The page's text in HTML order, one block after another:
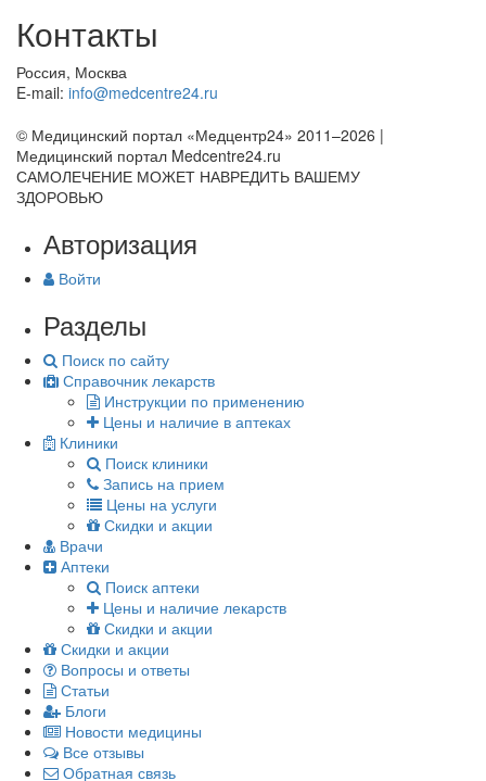
Контакты
Россия, Москва
E-mail: info@medcentre24.ru
© Медицинский портал «Медцентр24» 2011–2026 |
Медицинский портал Medcentre24.ru
САМОЛЕЧЕНИЕ МОЖЕТ НАВРЕДИТЬ ВАШЕМУ
ЗДОРОВЬЮ
Авторизация
Войти
Разделы
Поиск по сайту
Справочник лекарств
Инструкции по применению
Цены и наличие в аптеках
Клиники
Поиск клиники
Запись на прием
Цены на услуги
Скидки и акции
Врачи
Аптеки
Поиск аптеки
Цены и наличие лекарств
Скидки и акции
Скидки и акции
Вопросы и ответы
Статьи
Блоги
Новости медицины
Все отзывы
Обратная связь